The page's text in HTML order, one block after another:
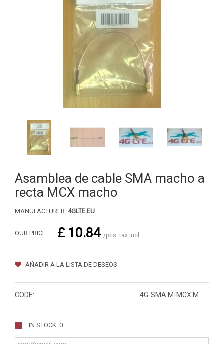
Asamblea de cable SMA macho a
recta MCX macho
MANUFACTURER: 4GLTE.EU
OUR PRICE: £ 10.84 /pcs. tax incl.
AÑADIR A LA LISTA DE DESEOS
CODE: 4G-SMA M-MCX M
IN STOCK: 0